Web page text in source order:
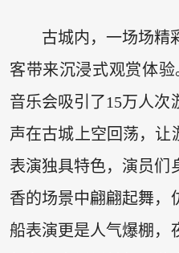
古城内，一场场精
客带来沉浸式观赏体
音乐会吸引了15万人次
声在古城上空回荡，让
表演独具特色，演员们
香的场景中翩翩起舞，
船表演更是人气爆棚，